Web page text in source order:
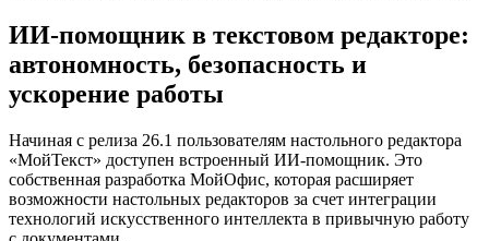
ИИ-помощник в текстовом редакторе:
автономность, безопасность и
ускорение работы
Начиная с релиза 26.1 пользователям настольного редактора
«МойТекст» доступен встроенный ИИ-помощник. Это
собственная разработка МойОфис, которая расширяет
возможности настольных редакторов за счет интеграции
технологий искусственного интеллекта в привычную работу